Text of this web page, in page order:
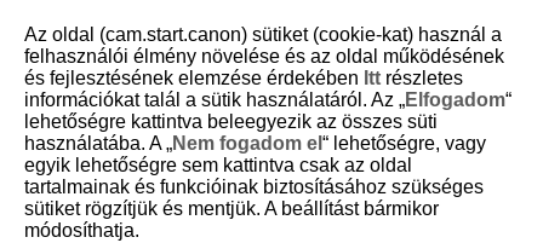
D180-035
Gyermekek mód
A(z) [ ] (Gyermekek) üzemmódot aktív, mozgó gyerekek
megörökítéséhez használja. A bőrtónusok élénkebbnek látszanak.
Az oldal (cam.start.canon) sütiket (cookie-kat) használ a
felhasználói élmény növelése és az oldal működésének
és fejlesztésének elemzése érdekében Itt részletes
információkat talál a sütik használatáról. Az „Elfogadom“
lehetőségre kattintva beleegyezik az összes süti
használatába. A „Nem fogadom el “ lehetőségre, vagy
egyik lehetőségre sem kattintva csak az oldal
tartalmainak és funkcióinak biztosításához szükséges
sütiket rögzítjük és mentjük. A beállítást bármikor
módosíthatja.